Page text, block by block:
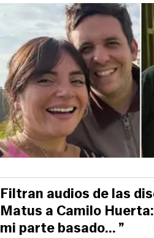
Filtran audios de las
Matus a Camilo
mi parte basado... ”